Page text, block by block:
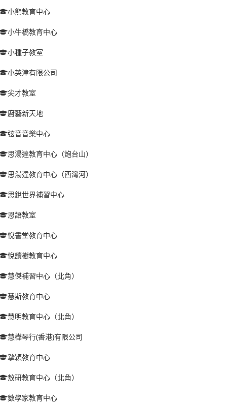
小熊教育中心
小牛橋教育中心
小種子教室
小英津有限公司
尖才教室
廚藝新天地
弦音音樂中心
思湯達教育中心（炮台山）
思湯達教育中心（西灣河）
思銳世界補習中心
恩語教室
悅書堂教育中心
悅讀樹教育中心
慧傑補習中心（北角）
慧斯教育中心
慧明教育中心（北角）
慧樺琴行(香港)有限公司
摯穎教育中心
敖研教育中心（北角）
數學家教育中心